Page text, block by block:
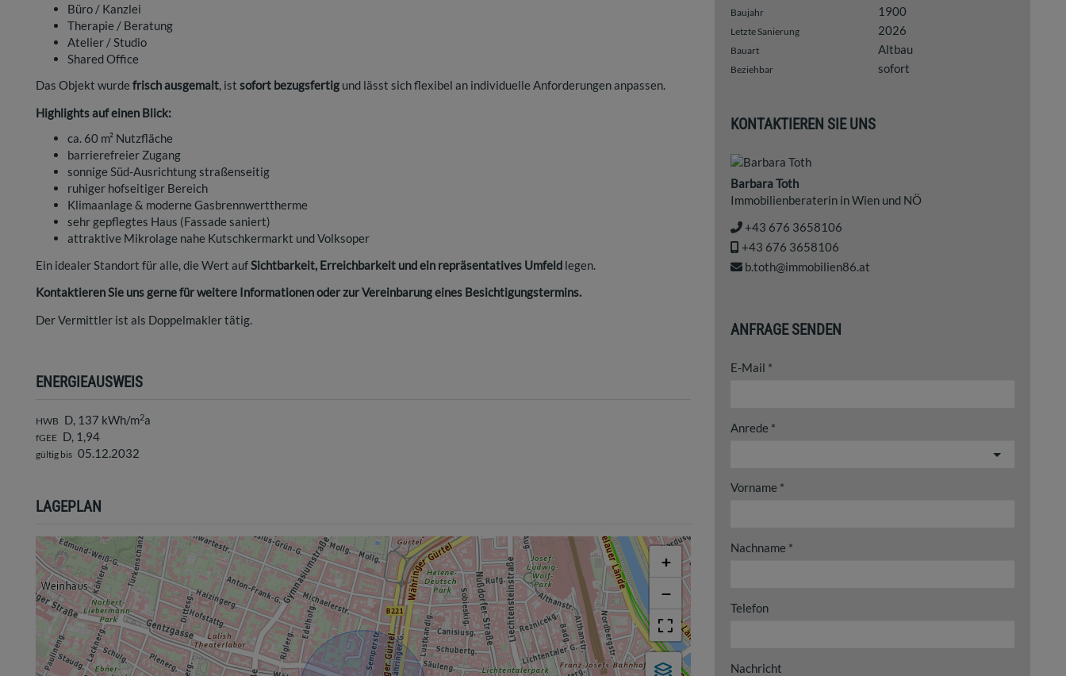
Büro / Kanzlei
Therapie / Beratung
Atelier / Studio
Shared Office
Das Objekt wurde frisch ausgemalt, ist sofort bezugsfertig und lässt sich flexibel an individuelle Anforderungen anpassen.
Highlights auf einen Blick:
ca. 60 m² Nutzfläche
barrierefreier Zugang
sonnige Süd-Ausrichtung straßenseitig
ruhiger hofseitiger Bereich
Klimaanlage & moderne Gasbrennwerttherme
sehr gepflegtes Haus (Fassade saniert)
attraktive Mikrolage nahe Kutschkermarkt und Volksoper
Ein idealer Standort für alle, die Wert aufSichtbarkeit, Erreichbarkeit und ein repräsentatives Umfeld legen.
Kontaktieren Sie uns gerne für weitere Informationen oder zur Vereinbarung eines Besichtigungstermins.
Der Vermittler ist als Doppelmakler tätig.
ENERGIEAUSWEIS
HWB D, 137 kWh/m2a
fGEE D, 1,94
gültig bis 05.12.2032
LAGEPLAN
+
−
Baujahr 1900
Letzte Sanierung 2026
Bauart Altbau
Beziehbar sofort
KONTAKTIEREN SIE UNS
Barbara Toth
Immobilienberaterin in Wien und NÖ
+43 676 3658106
+43 676 3658106
b.toth@immobilien86.at
ANFRAGE SENDEN
E-Mail
Anrede
Vorname
Nachname
Telefon
Nachricht